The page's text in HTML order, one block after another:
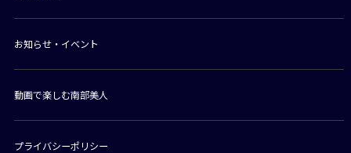
お知らせ・イベント
動画で楽しむ南部美人
プライバシーポリシー